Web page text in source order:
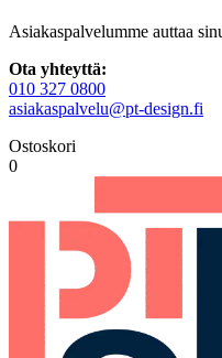
Asiakaspalvelumme auttaa
Ota yhteyttä:
010 327 0800
asiakaspalvelu@pt-design.fi
Ostoskori
0